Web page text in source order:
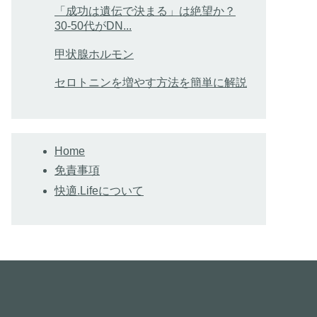
「成功は遺伝で決まる」は絶望か？
30-50代がDN...
甲状腺ホルモン
セロトニンを増やす方法を簡単に解説
Home
免責事項
快適.Lifeについて